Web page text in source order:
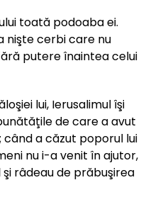
toată podoaba ei.
nişte cerbi care nu
putere înaintea celui
lui, Ierusalimul îşi
de care a avut
a căzut poporul lui
nu i-a venit în ajutor,
râdeau de prăbuşirea